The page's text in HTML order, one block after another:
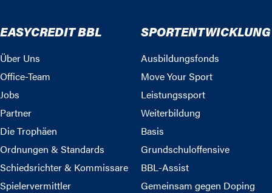
EASYCREDIT BBL
Über Uns
Office-Team
Jobs
Partner
Die Trophäen
Ordnungen & Standards
Schiedsrichter & Kommissare
Spielervermittler
SPORTENTWICKLUNG
Ausbildungsfonds
Move Your Sport
Leistungssport
Weiterbildung
Basis
Grundschuloffensive
BBL-Assist
Gemeinsam gegen Doping